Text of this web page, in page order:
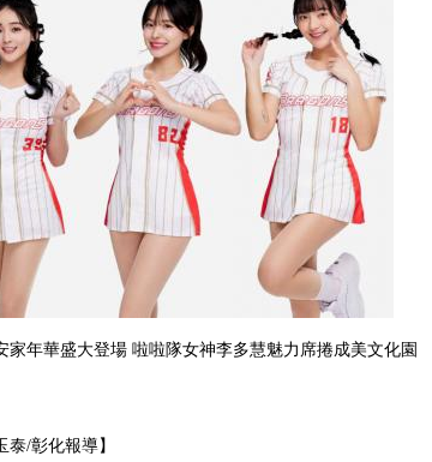
家年華盛大登場 啦啦隊女神李多慧魅力席捲成美文化園
泰/彰化報導】